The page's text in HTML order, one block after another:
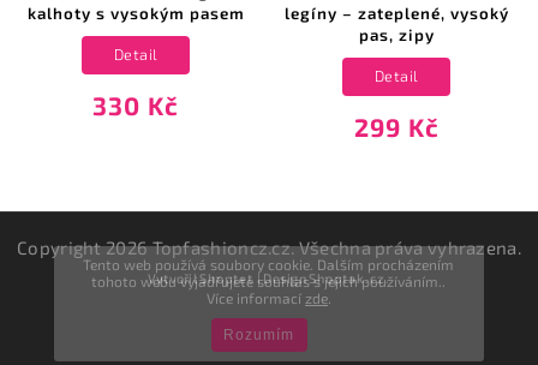
Tento web používá soubory cookie. Dalším procházením
tohoto webu vyjadřujete souhlas s jejich používáním..
Více informací zde.
Rozumím
kalhoty s vysokým pasem
330 Kč
Detail
legíny – zateplené, vysoký
pas, zipy
299 Kč
Detail
Copyright 2026Topfashioncz.cz. Všechna práva vyhrazena.
VytvořilShoptet | DesignShoptak.cz.